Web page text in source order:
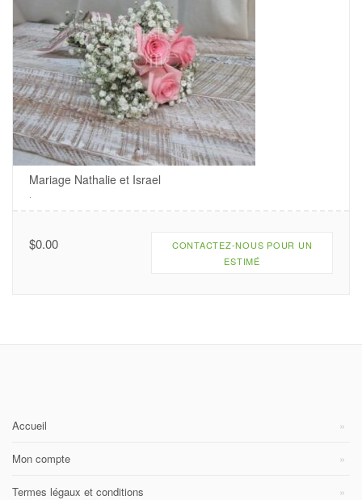
Mariage Nathalie et Israel
$0.00
CONTACTEZ-NOUS POUR UN
ESTIMÉ
Accueil
Mon compte
Termes légaux et conditions